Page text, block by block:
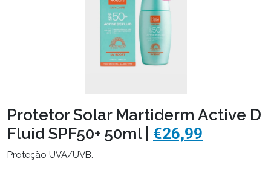
Protetor Solar Martiderm Active D
Fluid SPF50+ 50ml | €26,99
Proteção UVA/UVB.